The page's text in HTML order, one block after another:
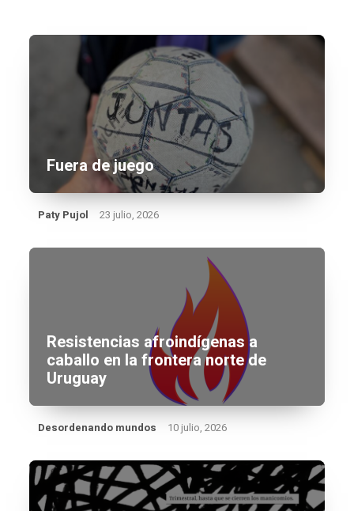
Fuera de juego
Paty Pujol 23 julio, 2026
Resistencias afroindígenas a
caballo en la frontera norte de
Uruguay
Desordenando mundos 10 julio, 2026